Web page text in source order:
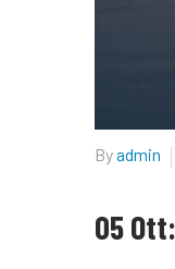
Byadmin
05 Ott: